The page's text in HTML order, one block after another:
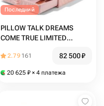
Последний
PILLOW TALK DREAMS
COME TRUE LIMITED
2.79 161 82 500₽
20 625 ₽ × 4 платежа